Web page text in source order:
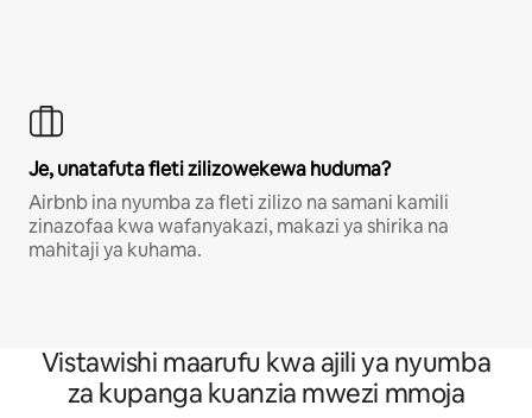
Je, unatafuta fleti zilizowekewa huduma?
Airbnb ina nyumba za fleti zilizo na samani kamili
zinazofaa kwa wafanyakazi, makazi ya shirika na
mahitaji ya kuhama.
Vistawishi maarufu kwa ajili ya nyumba
za kupanga kuanzia mwezi mmoja